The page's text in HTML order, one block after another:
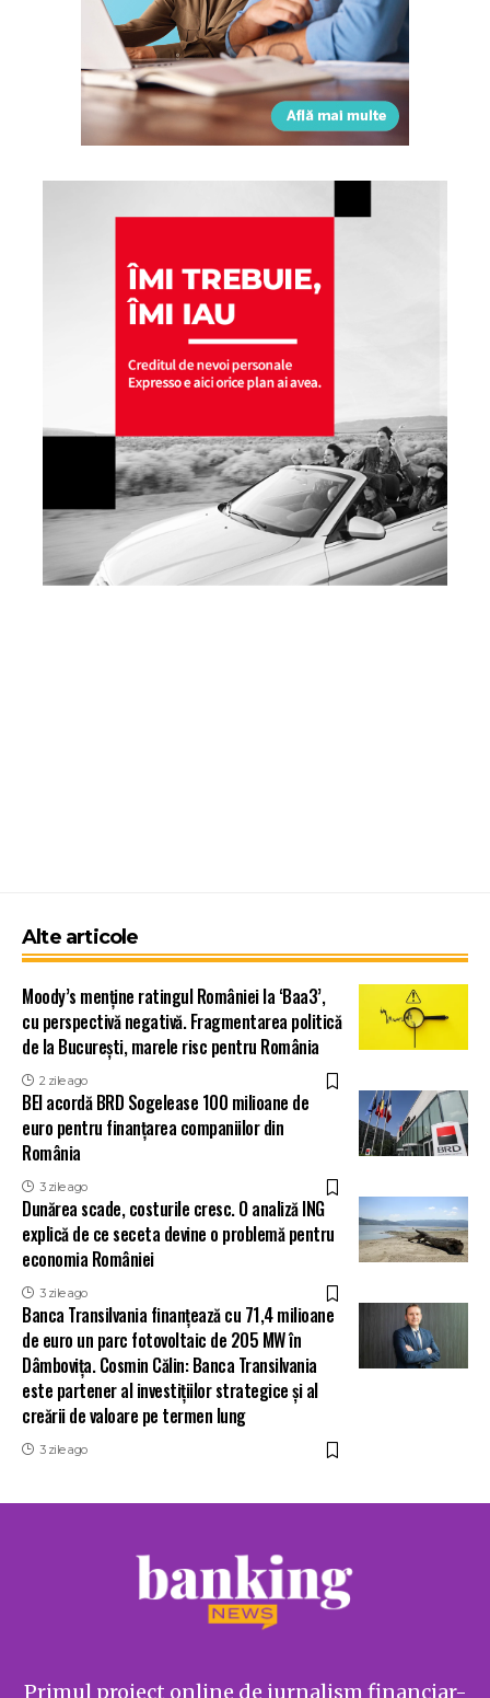
Alte articole
Moody’s menține ratingul României la ‘Baa3’,
cu perspectivă negativă. Fragmentarea politică
de la București, marele risc pentru România
2 zile ago
BEI acordă BRD Sogelease 100 milioane de
euro pentru finanțarea companiilor din
România
3 zile ago
Dunărea scade, costurile cresc. O analiză ING
explică de ce seceta devine o problemă pentru
economia României
3 zile ago
Banca Transilvania finanțează cu 71,4 milioane
de euro un parc fotovoltaic de 205 MW în
Dâmbovița. Cosmin Călin: Banca Transilvania
este partener al investițiilor strategice și al
creării de valoare pe termen lung
3 zile ago
Primul proiect online de jurnalism financiar-